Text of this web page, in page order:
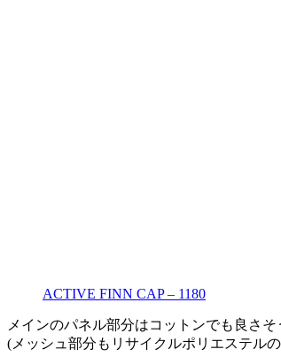
ACTIVE FINN CAP – 1180
メインのパネル部分はコットンでも良さ
(メッシュ部分もリサイクルポリエステル